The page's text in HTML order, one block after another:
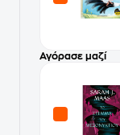
Αγόρασε μαζί